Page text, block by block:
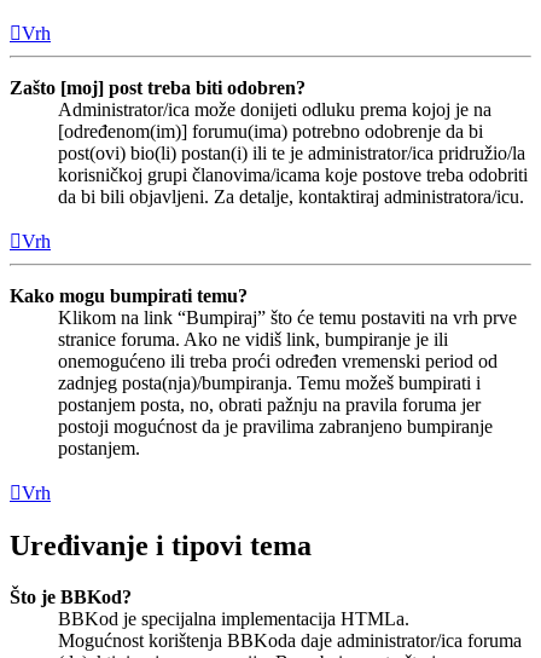
Vrh
Zašto [moj] post treba biti odobren?
Administrator/ica može donijeti odluku prema kojoj je na
[određenom(im)] forumu(ima) potrebno odobrenje da bi
post(ovi) bio(li) postan(i) ili te je administrator/ica pridružio/la
korisničkoj grupi članovima/icama koje postove treba odobriti
da bi bili objavljeni. Za detalje, kontaktiraj administratora/icu.
Vrh
Kako mogu bumpirati temu?
Klikom na link “Bumpiraj” što će temu postaviti na vrh prve
stranice foruma. Ako ne vidiš link, bumpiranje je ili
onemogućeno ili treba proći određen vremenski period od
zadnjeg posta(nja)/bumpiranja. Temu možeš bumpirati i
postanjem posta, no, obrati pažnju na pravila foruma jer
postoji mogućnost da je pravilima zabranjeno bumpiranje
postanjem.
Vrh
Uređivanje i tipovi tema
Što je BBKod?
BBKod je specijalna implementacija HTMLa.
Mogućnost korištenja BBKoda daje administrator/ica foruma